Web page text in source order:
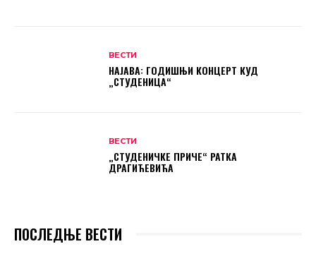
ВЕСТИ
НАЈАВА: ГОДИШЊИ КОНЦЕРТ КУД
„СТУДЕНИЦА“
ВЕСТИ
„СТУДЕНИЧКЕ ПРИЧЕ“ РАТКА
ДРАГИЋЕВИЋА
ПОСЛЕДЊЕ ВЕСТИ